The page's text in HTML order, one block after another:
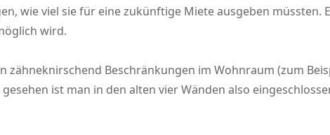
wie viel sie für eine zukünftige Miete ausgeben
wird.
zähneknirschend Beschränkungen im Wohnraum (zum
ist man in den alten vier Wänden also